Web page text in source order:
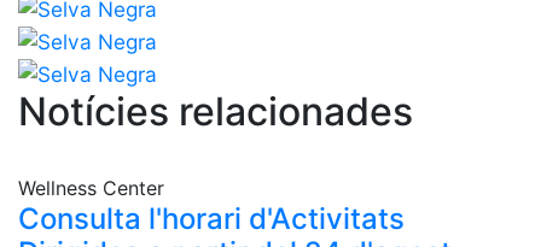
Palmarès
equips
Llegendes
Jugadors
Competicions
Campionat
Social de
Notícies relacionades
Wellness Center
Consulta l'horari d'Activitats